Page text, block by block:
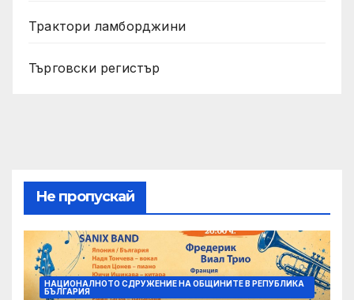
Трактори ламборджини
Търговски регистър
Не пропускай
НАЦИОНАЛНОТО СДРУЖЕНИЕ НА ОБЩИНИТЕ В РЕПУБЛИКА
БЪЛГАРИЯ